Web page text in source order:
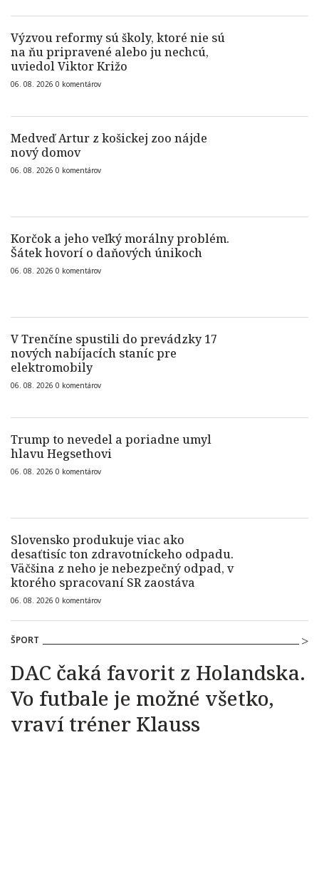
Výzvou reformy sú školy, ktoré nie sú
na ňu pripravené alebo ju nechcú,
uviedol Viktor Križo
06. 08. 2026 0 komentárov
Medveď Artur z košickej zoo nájde
nový domov
06. 08. 2026 0 komentárov
Korčok a jeho veľký morálny problém.
Šátek hovorí o daňových únikoch
06. 08. 2026 0 komentárov
V Trenčíne spustili do prevádzky 17
nových nabíjacích staníc pre
elektromobily
06. 08. 2026 0 komentárov
Trump to nevedel a poriadne umyl
hlavu Hegsethovi
06. 08. 2026 0 komentárov
Slovensko produkuje viac ako
desaťtisíc ton zdravotníckeho odpadu.
Väčšina z neho je nebezpečný odpad, v
ktorého spracovaní SR zaostáva
06. 08. 2026 0 komentárov
ŠPORT